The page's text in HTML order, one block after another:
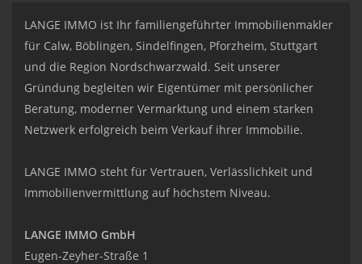
LANGE IMMO ist Ihr familiengeführter Immobilienmakler
für Calw, Böblingen, Sindelfingen, Pforzheim, Stuttgart
und die Region Nordschwarzwald. Seit unserer
Gründung begleiten wir Eigentümer mit persönlicher
Beratung, moderner Vermarktung und einem starken
Netzwerk erfolgreich beim Verkauf ihrer Immobilie.
LANGE IMMO steht für Vertrauen, Verlässlichkeit und
Immobilienvermittlung auf höchstem Niveau.
LANGE IMMO GmbH
Eugen-Zeyher-Straße 1